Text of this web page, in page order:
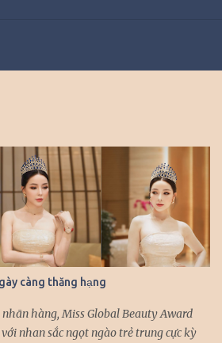
càng thăng hạng
hàng, Miss Global Beauty Award
nhan sắc ngọt ngào trẻ trung cực kỳ